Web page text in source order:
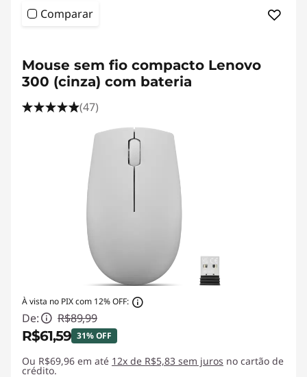
Comparar
Mouse sem fio compacto Lenovo
300 (cinza) com bateria
(47)
À vista no PIX com 12% OFF:
De: R$89,99
R$61,59 31% OFF
Economias instantâneas :-R$28,40
Ou R$69,96 em até 12x de R$5,83 sem juros no cartão de
crédito.